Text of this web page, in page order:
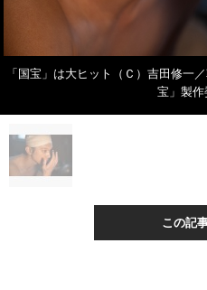
「国宝」は大ヒット（Ｃ）吉田修一
宝」製作
この記